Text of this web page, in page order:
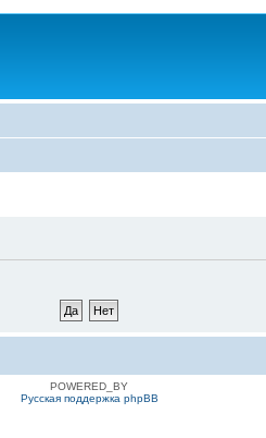
POWERED_BY
Русская поддержка phpBB